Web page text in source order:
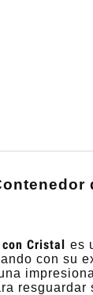
Cristal es
con su
resguardar